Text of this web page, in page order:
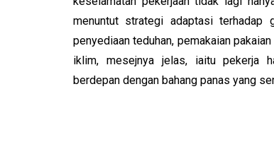
menuntut strategi adaptasi terhadap
penyediaan teduhan, pemakaian
iklim, mesejnya jelas, iaitu pekerja
berdepan dengan bahang panas yang